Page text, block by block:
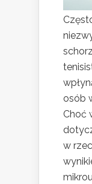
osób
Choć
w